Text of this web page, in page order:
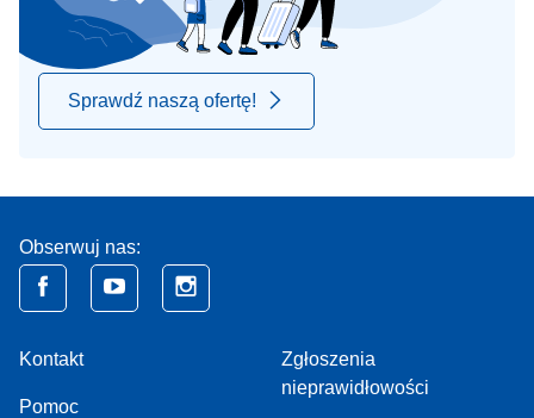
Sprawdź naszą ofertę!
Obserwuj nas:
Kontakt
Pomoc
Zgłoszenia
nieprawidłowości